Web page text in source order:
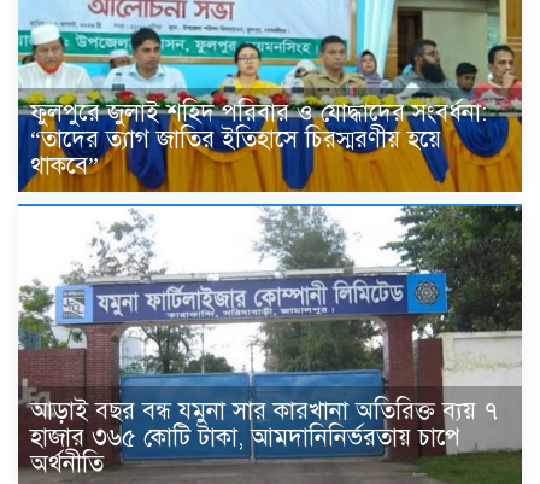
ফুলপুরে জুলাই শহিদ পরিবার ও যোদ্ধাদের সংবর্ধনা:
“তাদের ত্যাগ জাতির ইতিহাসে চিরস্মরণীয় হয়ে
থাকবে”
আড়াই বছর বন্ধ যমুনা সার কারখানা অতিরিক্ত ব্যয় ৭
হাজার ৩৬৫ কোটি টাকা, আমদানিনির্ভরতায় চাপে
অর্থনীতি